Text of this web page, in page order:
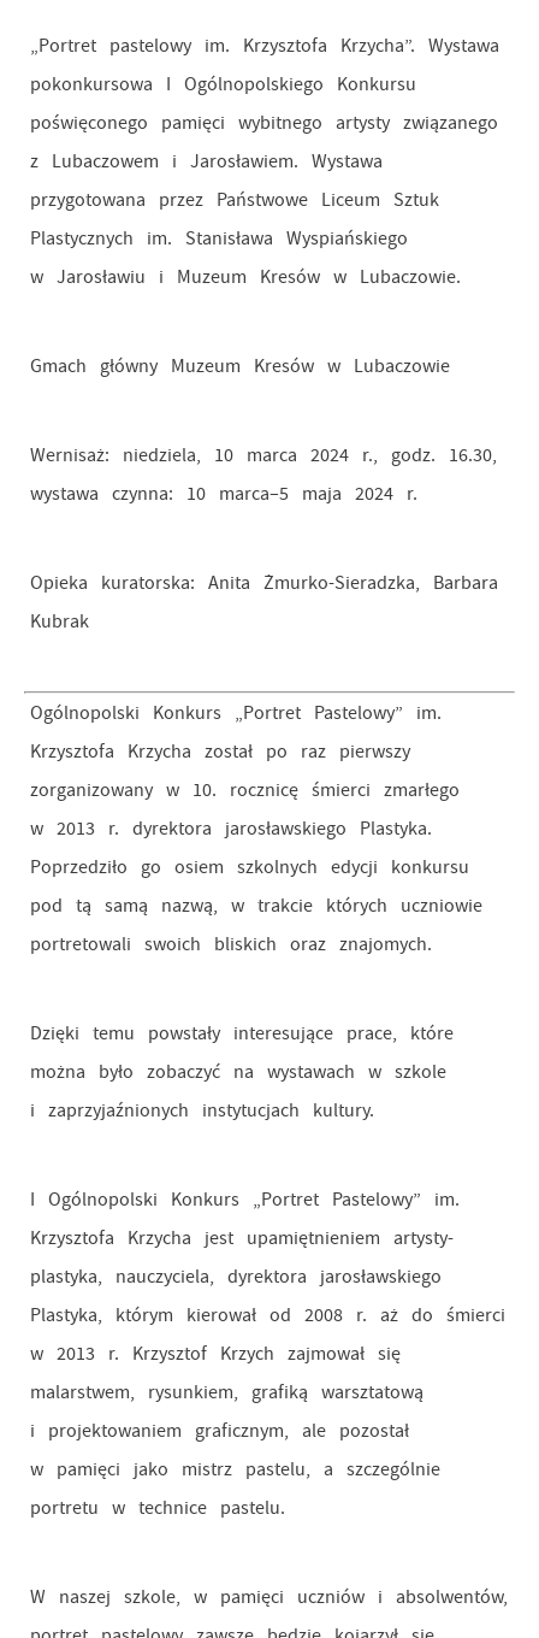
„Portret pastelowy im. Krzysztofa Krzycha”. Wystawa
pokonkursowa I Ogólnopolskiego Konkursu
poświęconego pamięci wybitnego artysty związanego
z Lubaczowem i Jarosławiem. Wystawa
przygotowana przez Państwowe Liceum Sztuk
Plastycznych im. Stanisława Wyspiańskiego
w Jarosławiu i Muzeum Kresów w Lubaczowie.
Gmach główny Muzeum Kresów w Lubaczowie
Wernisaż: niedziela, 10 marca 2024 r., godz. 16.30,
wystawa czynna: 10 marca–5 maja 2024 r.
Opieka kuratorska: Anita Żmurko-Sieradzka, Barbara
Kubrak
Ogólnopolski Konkurs „Portret Pastelowy” im.
Krzysztofa Krzycha został po raz pierwszy
zorganizowany w 10. rocznicę śmierci zmarłego
w 2013 r. dyrektora jarosławskiego Plastyka.
Poprzedziło go osiem szkolnych edycji konkursu
pod tą samą nazwą, w trakcie których uczniowie
portretowali swoich bliskich oraz znajomych.
Dzięki temu powstały interesujące prace, które
można było zobaczyć na wystawach w szkole
i zaprzyjaźnionych instytucjach kultury.
I Ogólnopolski Konkurs „Portret Pastelowy” im.
Krzysztofa Krzycha jest upamiętnieniem artysty-
plastyka, nauczyciela, dyrektora jarosławskiego
Plastyka, którym kierował od 2008 r. aż do śmierci
w 2013 r. Krzysztof Krzych zajmował się
malarstwem, rysunkiem, grafiką warsztatową
i projektowaniem graficznym, ale pozostał
w pamięci jako mistrz pastelu, a szczególnie
portretu w technice pastelu.
W naszej szkole, w pamięci uczniów i absolwentów,